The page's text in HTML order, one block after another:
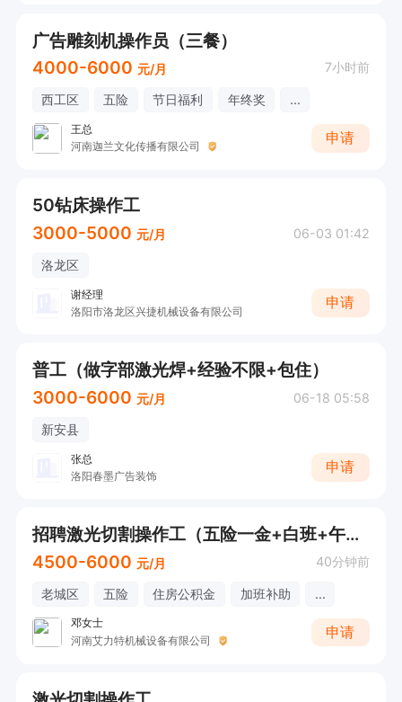
广告雕刻机操作员（三餐）
4000-6000 元/月 7小时前
西工区 五险 节日福利 年终奖 ...
王总
河南迦兰文化传播有限公司
申请
50钻床操作工
3000-5000 元/月 06-03 01:42
洛龙区
谢经理
洛阳市洛龙区兴捷机械设备有限公司
申请
普工（做字部激光焊+经验不限+包住）
3000-6000 元/月 06-18 05:58
新安县
张总
洛阳春墨广告装饰
申请
招聘激光切割操作工（五险一金+白班+午餐）
4500-6000 元/月 40分钟前
老城区 五险 住房公积金 加班补助 ...
邓女士
河南艾力特机械设备有限公司
申请